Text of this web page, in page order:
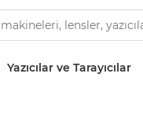
Yazıcılar ve Tarayıcılar